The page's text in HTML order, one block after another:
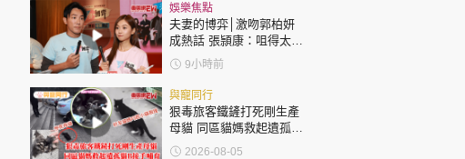
娛樂焦點
夫妻的博弈│激吻郭柏妍
成熱話 張頴康：咀得太
多，一啲都唔享受！
9小時前
與寵同行
狠毒旅客鐵鏟打死剛生產
母貓 同區貓媽救起遺孤貓
B接手哺育
2026-08-05